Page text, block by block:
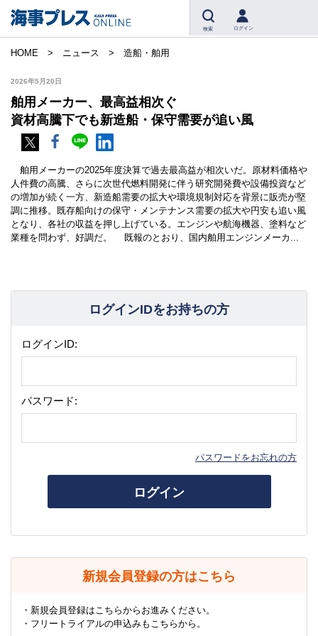
検索 ログイン
HOME ニュース 造船・舶用
2026年5月20日
舶用メーカー、最高益相次ぐ
資材高騰下でも新造船・保守需要が追い風
舶用メーカーの2025年度決算で過去最高益が相次いだ。原材料価格や
人件費の高騰、さらに次世代燃料開発に伴う研究開発費や設備投資など
の増加が続く一方、新造船需要の拡大や環境規制対応を背景に販売が堅
調に推移。既存船向けの保守・メンテナンス需要の拡大や円安も追い風
となり、各社の収益を押し上げている。エンジンや航海機器、塗料など
業種を問わず、好調だ。 既報のとおり、国内舶用エンジンメーカ...
ログインIDをお持ちの方
ログインID:
パスワード:
パスワードをお忘れの方
ログイン
新規会員登録の方はこちら
・新規会員登録はこちらからお進みください。
・フリートライアルの申込みもこちらから。